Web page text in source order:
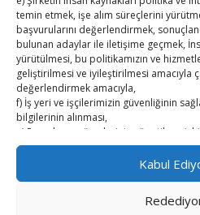
temin etmek, işe alım süreçlerini
başvurularını değerlendirmek,
bulunan adaylar ile iletişime geçmek,
yürütülmesi, bu politikamızın ve
geliştirilmesi ve iyileştirilmesi amacıyla
değerlendirmek amacıyla,
f) İş yeri ve işçilerimizin güvenliğinin
bilgilerinin alınması,
g) Pazarlama süreçlerinin yönetilmesi,
sektörel çalışmaları yürütebilmek, fuar
geliştirilebilmesi amacıyla
h) Şirkete iş başvurusunda bulunmak
veya ileride doğabilecek olası
Kabul
Emiroğlu’nu kabul etti
Hisarcıklıoğlu Muğla İl/İlçe Oda
ile buluştu
Hisarcıklıoğlu Muğla Ticaret